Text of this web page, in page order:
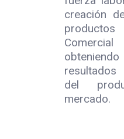
creación
del
mercado.